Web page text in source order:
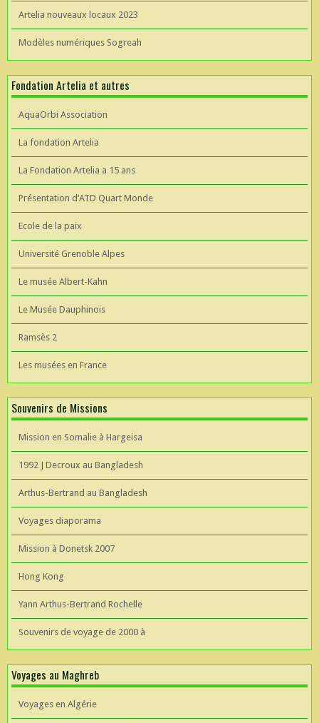
Artelia nouveaux locaux 2023
Modèles numériques Sogreah
Fondation Artelia et autres
AquaOrbi Association
La fondation Artelia
La Fondation Artelia a 15 ans
Présentation d’ATD Quart Monde
Ecole de la paix
Université Grenoble Alpes
Le musée Albert-Kahn
Le Musée Dauphinois
Ramsès 2
Les musées en France
Souvenirs de Missions
Mission en Somalie à Hargeisa
1992 J Decroux au Bangladesh
Arthus-Bertrand au Bangladesh
Voyages diaporama
Mission à Donetsk 2007
Hong Kong
Yann Arthus-Bertrand Rochelle
Souvenirs de voyage de 2000 à
Voyages au Maghreb
Voyages en Algérie